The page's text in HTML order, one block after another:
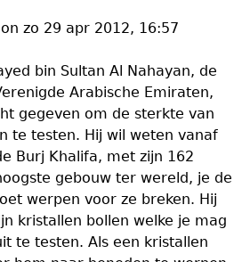
on zo 29 apr 2012, 16:57
bin Sultan Al Nahayan, de
Arabische Emiraten,
gegeven om de sterkte van
te testen. Hij wil weten vanaf
Burj Khalifa, met zijn 162
gebouw ter wereld, je de
werpen voor ze breken. Hij
kristallen bollen welke je mag
te testen. Als een kristallen